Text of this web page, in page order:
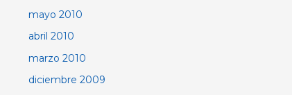
mayo 2010
abril 2010
marzo 2010
diciembre 2009